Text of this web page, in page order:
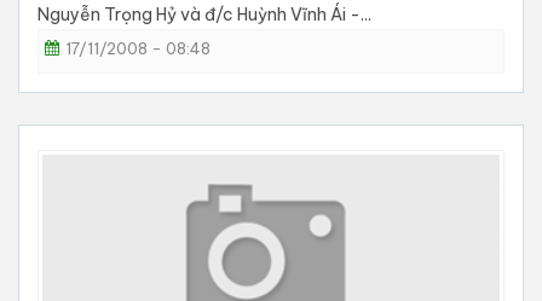
Nguyễn Trọng Hỷ và đ/c Huỳnh Vĩnh Ái -...
17/11/2008 - 08:48